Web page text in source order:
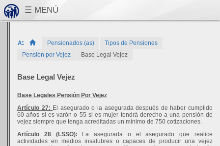
Pensionados (as)
Tipos de Pensiones
Pensión por Vejez
Base Legal Vejez
Base Legal Vejez
Base Legales Pensión Por Vejez
Artículo 27: El asegurado o la asegurada después de haber cumplido
60 años si es varón o 55 si es mujer tendrá derecho a una pensión de
vejez siempre que tenga acreditadas un mínimo de 750 cotizaciones.
Artículo 28 (LSSO):
La asegurada o el asegurado que realice
actividades en medios insalubres o capaces de producir una vejez